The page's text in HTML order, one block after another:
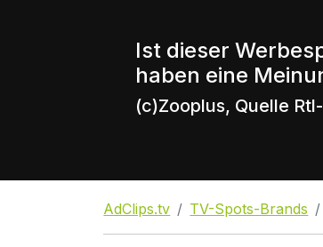
Ist dieser
haben eine
(c)Zooplus, Quelle
AdClips.tv TV-Spots-Brands